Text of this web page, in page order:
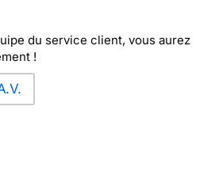
du service client, vous aurez
!